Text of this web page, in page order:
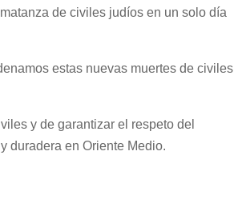
de civiles judíos en un solo día
estas nuevas muertes de civiles
y de garantizar el respeto del
duradera en Oriente Medio.